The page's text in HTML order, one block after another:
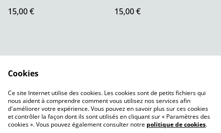
15,00 €
15,00 €
Contact
CGV
Politique de
confidentialité
Politique de cookies
Cookies
Ce site Internet utilise des cookies. Les cookies sont de petits fichiers qui
nous aident à comprendre comment vous utilisez nos services afin
d'améliorer votre expérience. Vous pouvez en savoir plus sur ces cookies
et contrôler la façon dont ils sont utilisés en cliquant sur « Paramètres des
cookies ». Vous pouvez également consulter notre politique de cookies.